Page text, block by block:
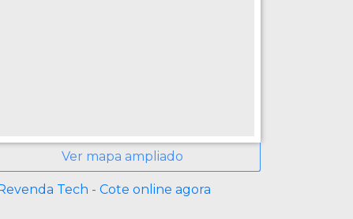
Ver mapa ampliado